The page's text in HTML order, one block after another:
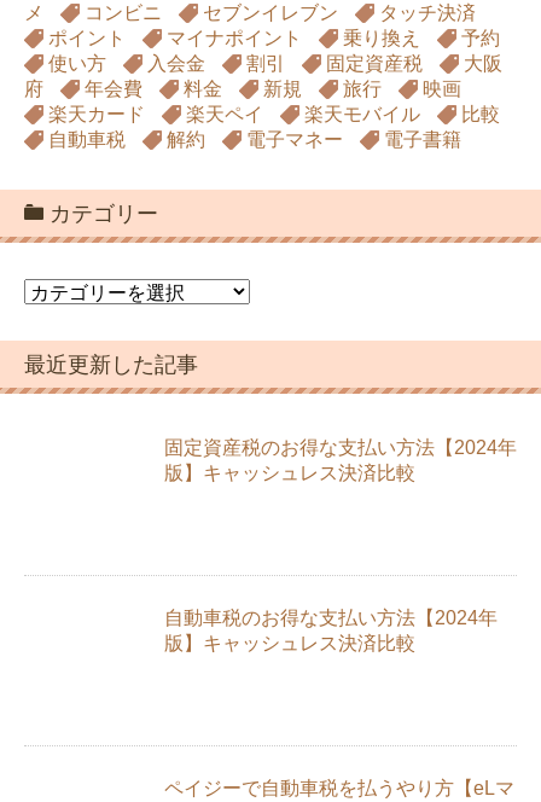
メ
コンビニ セブンイレブン
タッチ決済
ポイント
マイナポイント 乗り換え
予約
使い方
入会金 割引 固定資産税
大阪
府
年会費 料金 新規 旅行
映画
楽天カード
楽天ペイ 楽天モバイル
比較
自動車税
解約 電子マネー 電子書籍
カテゴリー
カ
ゴ
リ
ー
最近更新した記事
固定資産税のお得な支払い方法【2024年
版】キャッシュレス決済比較
自動車税のお得な支払い方法【2024年
版】キャッシュレス決済比較
ペイジーで自動車税を払うやり方【eLマ